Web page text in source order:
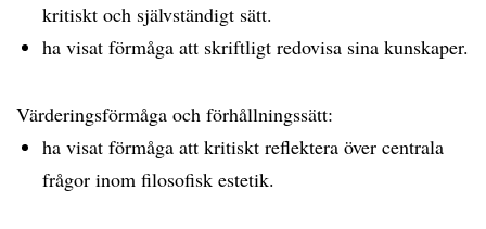
kritiskt och självständigt sätt.
ha visat förmåga att skriftligt redovisa sina kunskaper.
Värderingsförmåga och förhållningssätt:
ha visat förmåga att kritiskt reflektera över centrala
frågor inom filosofisk estetik.